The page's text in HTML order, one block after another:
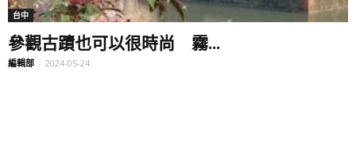
台中
參觀古蹟也可以很時尚 霧...
編輯部 - 2024-05-24